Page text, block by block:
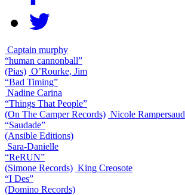
Captain murphy
“human cannonball”
(Pias) O’Rourke, Jim
“Bad Timing”
Nadine Carina
“Things That People”
(On The Camper Records) Nicole Rampersaud
“Saudade”
(Ansible Editions)
Sara-Danielle
“ReRUN”
(Simone Records) King Creosote
“I Des”
(Domino Records)